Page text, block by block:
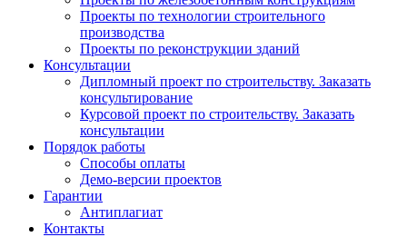
Проекты по технологии строительного
производства
Проекты по реконструкции зданий
Консультации
Дипломный проект по строительству. Заказать
консультирование
Курсовой проект по строительству. Заказать
консультации
Порядок работы
Способы оплаты
Демо-версии проектов
Гарантии
Антиплагиат
Контакты